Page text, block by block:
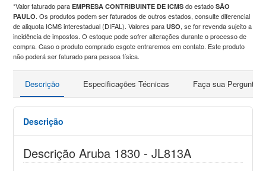
*Valor faturado paraEMPRESA CONTRIBUINTE DE ICMS do estadoSÃO
PAULO. Os produtos podem ser faturados de outros estados, consulte diferencial
de aliquota ICMS interestadual (DIFAL). Valores paraUSO, se for revenda sujeito a
incidência de impostos. O estoque pode sofrer alterações durante o processo de
compra. Caso o produto comprado esgote entraremos em contato. Este produto
não poderá ser faturado para pessoa física.
Descrição Especificações Técnicas Faça sua Pergunta
Descrição
Descrição Aruba 1830 - JL813A